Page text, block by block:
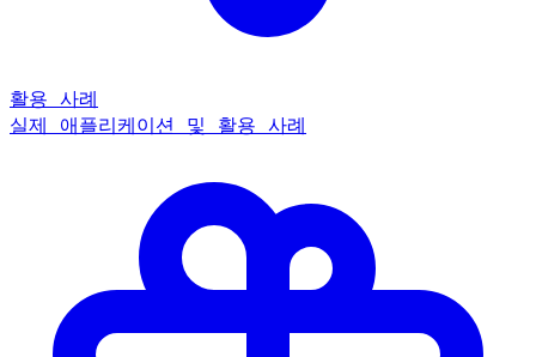
활용 사례
실제 애플리케이션 및 활용 사례